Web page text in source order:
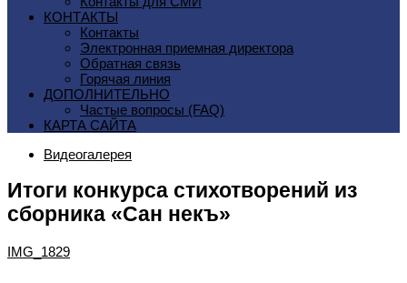
КОНТАКТЫ
Контакты
Электронная приемная директора
Обратная связь
Горячая линия
ДОПОЛНИТЕЛЬНО
Частые вопросы (FAQ)
КАРТА САЙТА
Видеогалерея
Итоги конкурса стихотворений из
сборника «Сан некъ»
IMG_1829